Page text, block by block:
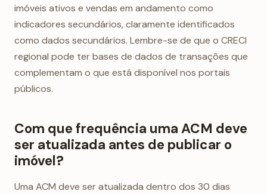
imóveis ativos e vendas em andamento como
indicadores secundários, claramente identificados
como dados secundários. Lembre-se de que o CRECl
regional pode ter bases de dados de transações que
complementam o que está disponível nos portais
públicos.
Com que frequência uma ACM deve
ser atualizada antes de publicar o
imóvel?
Uma ACM deve ser atualizada dentro dos 30 dias